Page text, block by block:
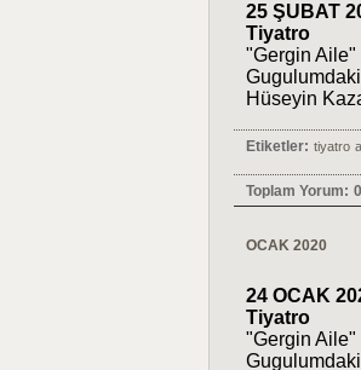
25 ŞUBAT
Tiyatro
"Gergin Aile"
Hüseyin
Etiketler: tiyatro
Toplam Yorum: 0
OCAK 2020
24 OCAK
Tiyatro
"Gergin Aile"